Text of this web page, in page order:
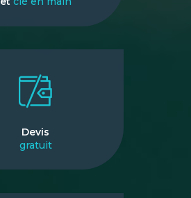
Devis
gratuit